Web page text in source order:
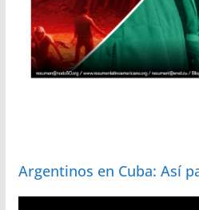
Argentinos en Cuba: Así